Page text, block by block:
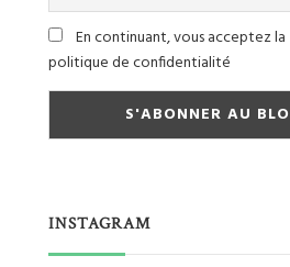
En continuant, vous acceptez la
politique de confidentialité
INSTAGRAM